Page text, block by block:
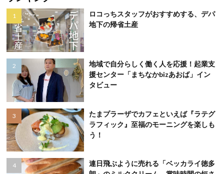
ロコっちスタッフがおすすめする、デパ
地下の帰省土産
地域で自分らしく働く人を応援！起業支
援センター「まちなかbizあおば」イン
タビュー
たまプラーザでカフェといえば『ラテグ
ラフィック』至福のモーニングを楽しも
う！
連日飛ぶように売れる「ベッカライ徳多